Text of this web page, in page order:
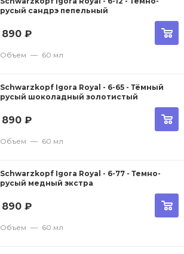
русый сандрэ пепельный
890 ₽
Объем — 60 мл
Schwarzkopf Igora Royal - 6-65 - Тёмный
русый шоколадный золотистый
890 ₽
Объем — 60 мл
Schwarzkopf Igora Royal - 6-77 - Темно-
русый медный экстра
890 ₽
Объем — 60 мл